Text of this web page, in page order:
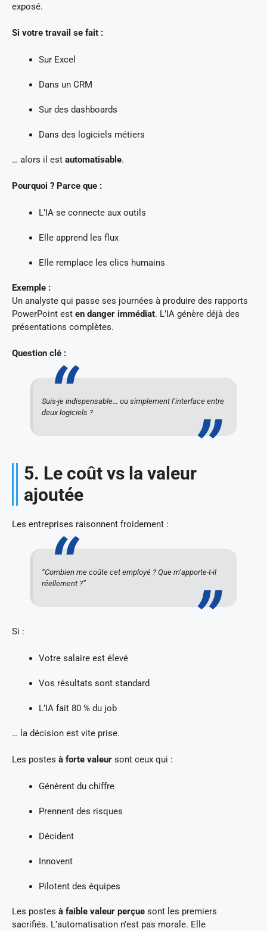
exposé.
Si votre travail se fait :
Sur Excel
Dans un CRM
Sur des dashboards
Dans des logiciels métiers
… alors il est automatisable.
Pourquoi ? Parce que :
L’IA se connecte aux outils
Elle apprend les flux
Elle remplace les clics humains
Exemple :
Un analyste qui passe ses journées à produire des rapports
PowerPoint est en danger immédiat. L’IA génère déjà des
présentations complètes.
Question clé :
Suis-je indispensable… ou simplement l’interface entre
deux logiciels ?
5. Le coût vs la valeur
ajoutée
Les entreprises raisonnent froidement :
“Combien me coûte cet employé ? Que m’apporte-t-il
réellement ?”
Si :
Votre salaire est élevé
Vos résultats sont standard
L’IA fait 80 % du job
… la décision est vite prise.
Les postes à forte valeur sont ceux qui :
Génèrent du chiffre
Prennent des risques
Décident
Innovent
Pilotent des équipes
Les postes à faible valeur perçue sont les premiers
sacrifiés. L’automatisation n’est pas morale. Elle